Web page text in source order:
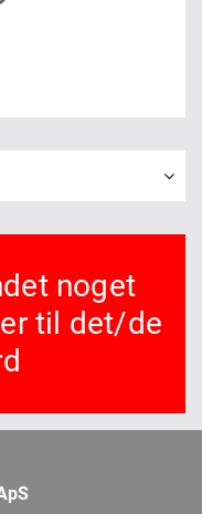
noget
til det/de